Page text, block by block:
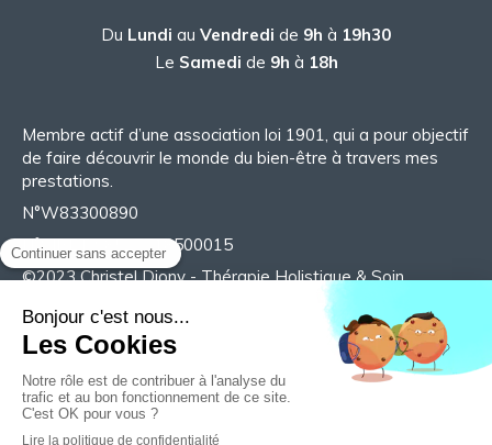
Du Lundi au Vendredi de 9h à 19h30
Le Samedi de 9h à 18h
Membre actif d’une association loi 1901, qui a pour objectif
de faire découvrir le monde du bien-être à travers mes
prestations.
N°W83300890
N°SIRET 98527718500015
©2023 Christel Diony - Thérapie Holistique & Soin
Plan du site
Mentions légales